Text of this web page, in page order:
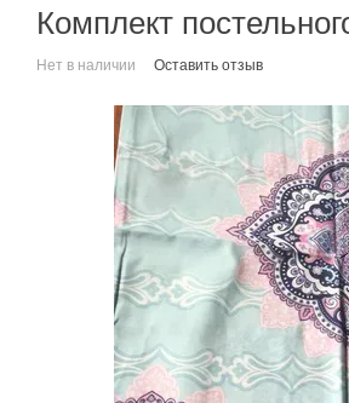
Комплект
Нет в наличии Оставить отзыв